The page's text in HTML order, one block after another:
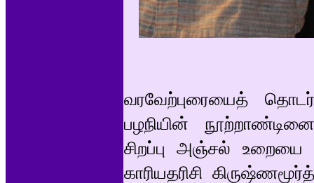
வரவேற்புரையைத்
பழநியின்
சிறப்பு அஞ்சல்
காரியதரிசி